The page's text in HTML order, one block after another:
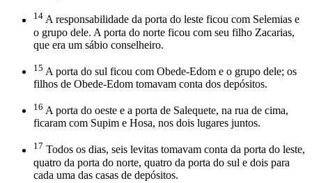
14 A responsabilidade da porta do leste ficou com Selemias e
o grupo dele. A porta do norte ficou com seu filho Zacarias,
que era um sábio conselheiro.
15 A porta do sul ficou com Obede-Edom e o grupo dele; os
filhos de Obede-Edom tomavam conta dos depósitos.
16 A porta do oeste e a porta de Salequete, na rua de cima,
ficaram com Supim e Hosa, nos dois lugares juntos.
17 Todos os dias, seis levitas tomavam conta da porta do leste,
quatro da porta do norte, quatro da porta do sul e dois para
cada uma das casas de depósitos.